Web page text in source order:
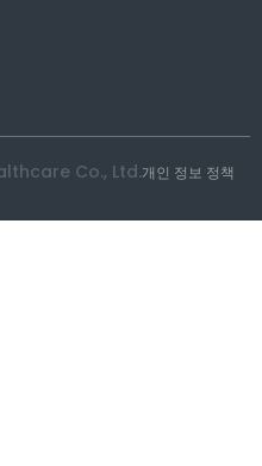
Co., Ltd.개인 정보 정책